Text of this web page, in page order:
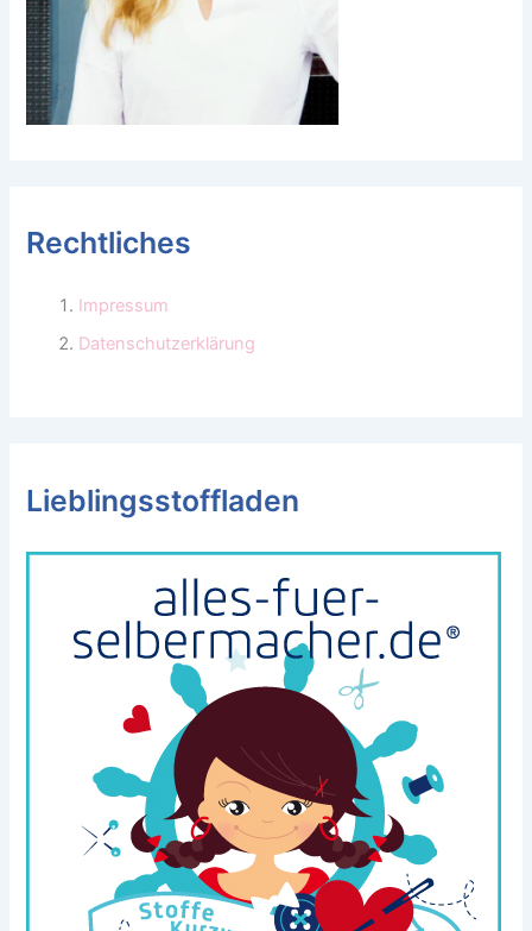
Rechtliches
Impressum
Datenschutzerklärung
Lieblingsstoffladen